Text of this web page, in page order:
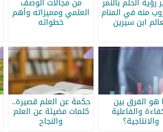
منه في المنام
ابن سيرين
العلمي ومميزاته وأهم
خطواته
هو الفرق بين
والفاعلية
والانتاجية؟
حكمة عن العلم قصيرة..
كلمات مضيئة عن العلم
والنجاح